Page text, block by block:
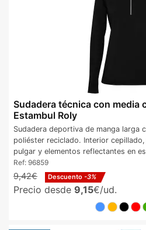
Sudadera técnica con media
Estambul Roly
Sudadera deportiva de manga larga
poliéster reciclado. Interior
pulgar y elementos reflectantes en
Ref: 96859
9,42€ Descuento -3%
Precio desde 9,15€/ud.